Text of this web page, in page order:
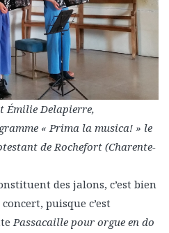
Émilie Delapierre,
« Prima la musica! » le
de Rochefort (Charente-
des jalons, c’est bien
puisque c’est
Passacaille pour orgue en do